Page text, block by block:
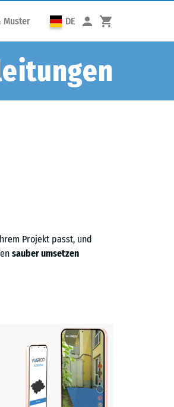
Muster DE
Projekt passt, und
sauber umsetzen